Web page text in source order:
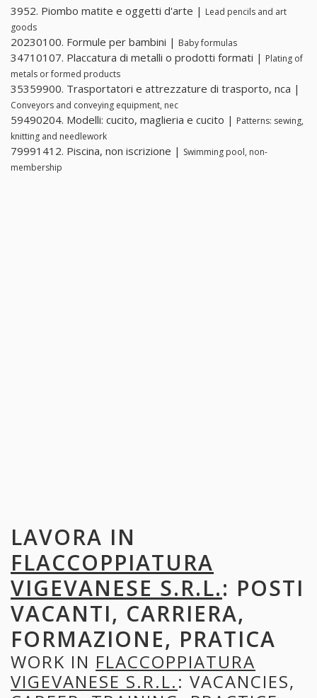
3952. Piombo matite e oggetti d'arte | Lead pencils and art
goods
20230100. Formule per bambini | Baby formulas
34710107. Placcatura di metalli o prodotti formati | Plating of
metals or formed products
35359900. Trasportatori e attrezzature di trasporto, nca |
Conveyors and conveying equipment, nec
59490204. Modelli: cucito, maglieria e cucito | Patterns: sewing,
knitting and needlework
79991412. Piscina, non iscrizione | Swimming pool, non-
membership
LAVORA IN
FLACCOPPIATURA
VIGEVANESE S.R.L.: POSTI
VACANTI, CARRIERA,
FORMAZIONE, PRATICA
WORK IN FLACCOPPIATURA
VIGEVANESE S.R.L.: VACANCIES,